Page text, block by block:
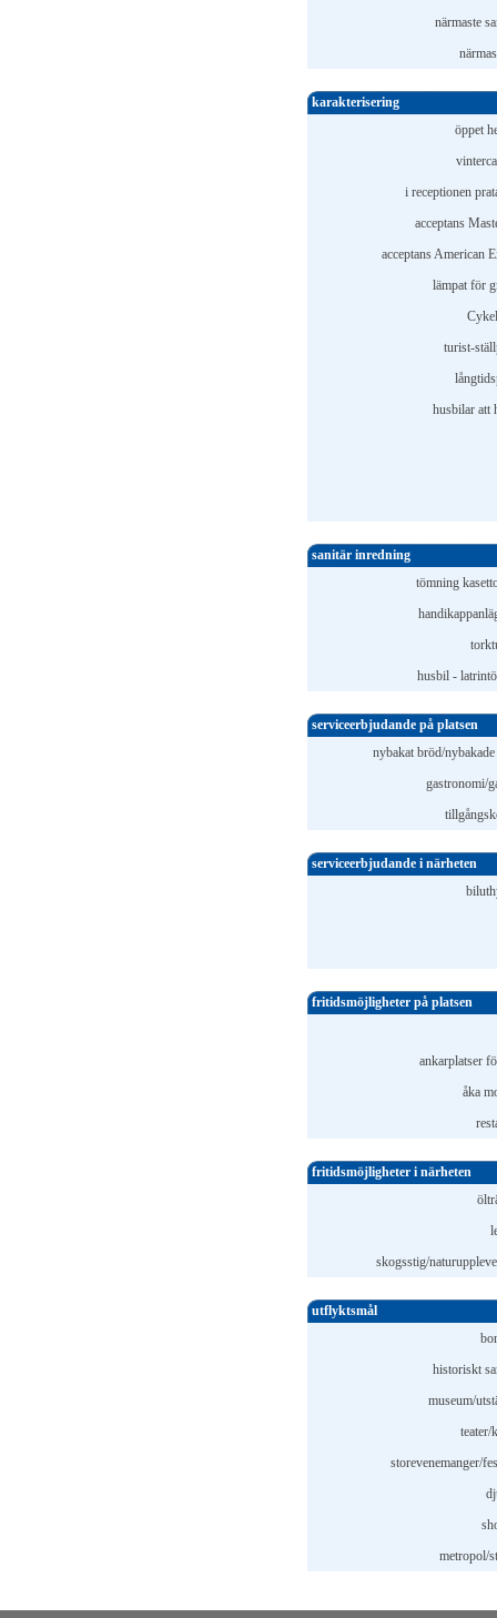
närmaste
karakterisering
öppet
i receptionen
acceptans
acceptans American
lämpat för
turist-
husbilar att
sanitär inredning
tömning
husbil -
serviceerbjudande på platsen
nybakat bröd/
gastronomi/
serviceerbjudande i närheten
fritidsmöjligheter på platsen
ankarplatser
åka
fritidsmöjligheter i närheten
skogsstig/
utflyktsmål
historiskt
museum/
teater/
storevenemanger/
metropol/